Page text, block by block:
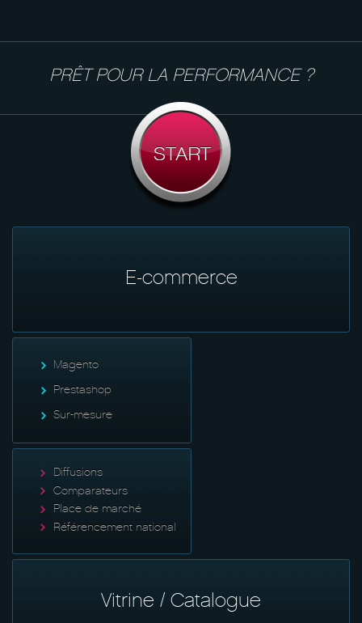
PRÊT POUR LA PERFORMANCE ?
E-commerce
Magento
Prestashop
Sur-mesure
Diffusions
Comparateurs
Place de marché
Référencement national
Vitrine / Catalogue